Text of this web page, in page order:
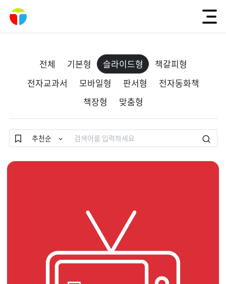
전체 기본형 슬라이드형
책갈피형
전자교과서
모바일형 판서형
전자동화책
책장형
맞춤형
추천순